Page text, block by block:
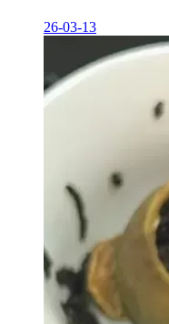
26-03-13